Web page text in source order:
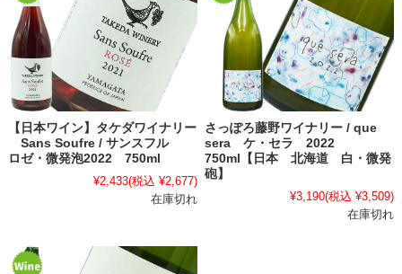
【日本ワイン】タケダワイナリー
Sans Soufre / サンスフル
ロゼ・微発泡2022 750ml
¥2,433(税込 ¥2,677)
在庫切れ
さっぽろ藤野ワイナリー / que
sera ケ・セラ 2022
750ml【日本 北海道 白・微発
砲】
¥3,190(税込 ¥3,509)
在庫切れ